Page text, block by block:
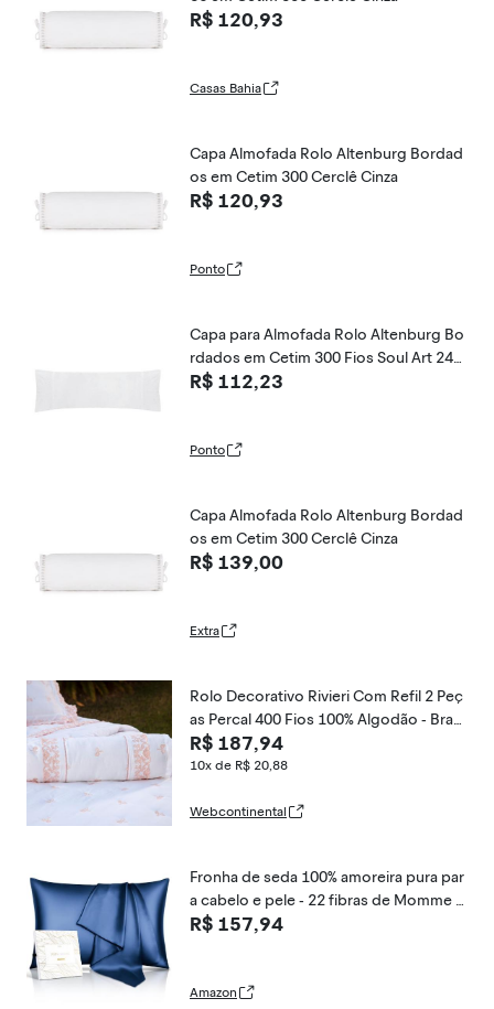
R$ 120,93
Casas Bahia
Capa Almofada Rolo Altenburg Bordad
os em Cetim 300 Cerclê Cinza
R$ 120,93
Ponto
Capa para Almofada Rolo Altenburg Bo
rdados em Cetim 300 Fios Soul Art 24c
m x 54cm
R$ 112,23
Ponto
Capa Almofada Rolo Altenburg Bordad
os em Cetim 300 Cerclê Cinza
R$ 139,00
Extra
Rolo Decorativo Rivieri Com Refil 2 Peç
as Percal 400 Fios 100% Algodão - Bran
co
R$ 187,94
10x de R$ 20,88
Webcontinental
Fronha de seda 100% amoreira pura par
a cabelo e pele - 22 fibras de Momme 6
A - antienvelhecimento, vincos anti-son
R$ 157,94
Amazon